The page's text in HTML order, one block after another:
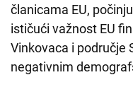
članicama EU,
ističući važnost EU
Vinkovaca i područje
negativnim